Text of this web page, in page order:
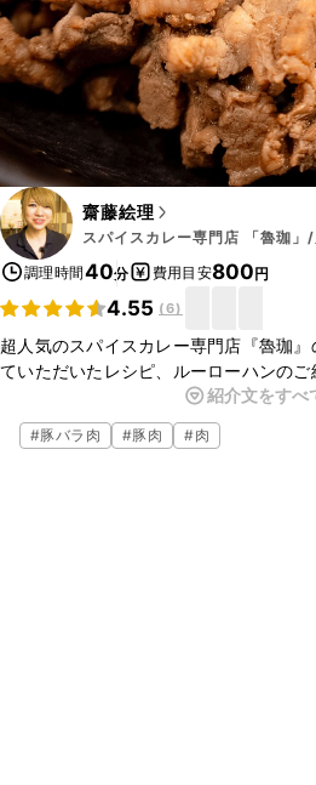
齋藤絵理
スパイスカレー専門店 「魯珈」
調理時間40分 費用目安800円
4.55 (6)
超人気のスパイスカレー専門店『魯珈
ていただいたレシピ、ルーローハンの
ローハンがお作りいただけますよ。ぜ
いね。
紹介文をすべ
#豚バラ肉 #豚肉 #肉